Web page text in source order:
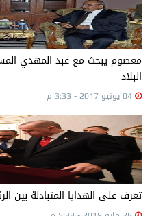
معصوم يبحث مع عبد المهدي
البلاد
تعرف على الهدايا المتبادلة بين